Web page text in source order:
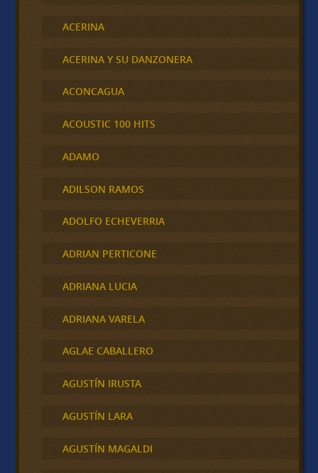
ACERINA
ACERINA Y SU DANZONERA
ACONCAGUA
ACOUSTIC 100 HITS
ADAMO
ADILSON RAMOS
ADOLFO ECHEVERRIA
ADRIAN PERTICONE
ADRIANA LUCIA
ADRIANA VARELA
AGLAE CABALLERO
AGUSTÍN IRUSTA
AGUSTÍN LARA
AGUSTÍN MAGALDI